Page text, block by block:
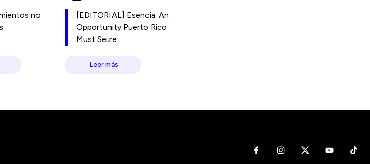
no
[EDITORIAL] Esencia: An
Opportunity Puerto Rico
Must Seize
Leer más